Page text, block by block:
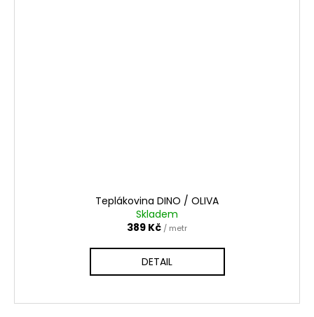
Teplákovina DINO / OLIVA
Skladem
389 Kč / metr
DETAIL